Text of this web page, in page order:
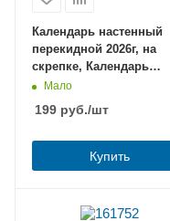
Календарь настенный
перекидной 2026г, на
скрепке, Календарь
нашей семьи
Мало
199 руб./шт
Купить